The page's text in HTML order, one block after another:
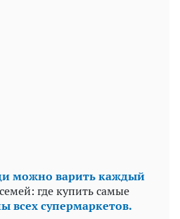
можно варить каждый
где купить самые
всех супермаркетов.